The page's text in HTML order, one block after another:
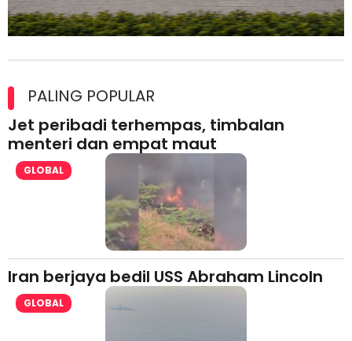
lesen separuh pertama 2026
PALING POPULAR
Jet peribadi terhempas, timbalan
menteri dan empat maut
GLOBAL
Iran berjaya bedil USS Abraham Lincoln
GLOBAL